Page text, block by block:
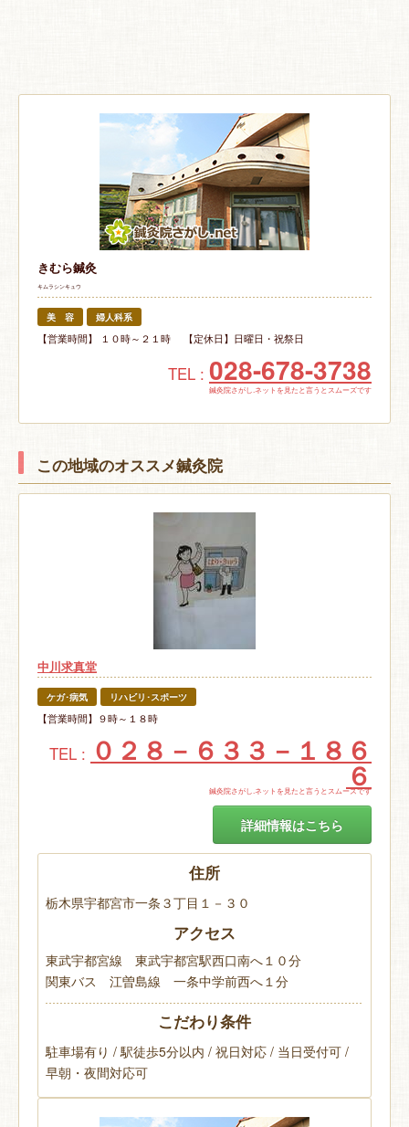
きむら鍼灸
キムラシンキュウ
美 容 婦人科系
【営業時間】 １０時～２１時 【定休日】日曜日・祝祭日
TEL : 028-678-3738
鍼灸院さがし.ネットを見たと言うとスムーズです
この地域のオススメ鍼灸院
中川求真堂
ケガ･病気 リハビリ･スポーツ
【営業時間】９時～１８時
TEL : ０２８－６３３－１８６
６
鍼灸院さがし.ネットを見たと言うとスムーズです
詳細情報はこちら
住所
栃木県宇都宮市一条３丁目１－３０
アクセス
東武宇都宮線 東武宇都宮駅西口南へ１０分
関東バス 江曽島線 一条中学前西へ１分
こだわり条件
駐車場有り / 駅徒歩5分以内 / 祝日対応 / 当日受付可 /
早朝・夜間対応可